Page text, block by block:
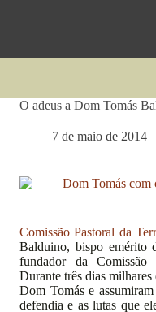
O adeus a Dom Tomás
7 de maio de 2014
Comissão Pastoral da
Balduino, bispo emérito
fundador da
Durante três dias milhares
Dom Tomás e
defendia e as lutas que